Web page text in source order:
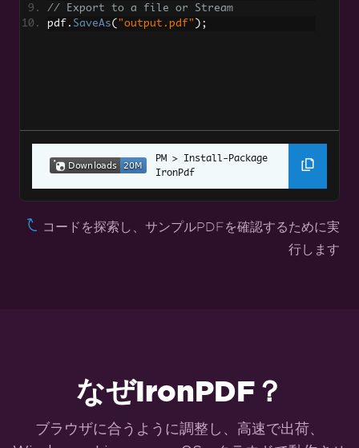
RazorをPDFに（Blazor Server）
ASPX ページを PDF に変換する設定
Angular.JSをPDFに
カスタム余白の設定
特定のページにヘッダー/フッターを追加
ページ番号と改ページ
// Export to a file or Stream
pdf . SaveAs( "output.pdf" );
Install-Package
IronPdf
コードを探索し、サンプルPDFを確認するために実
行します
なぜIronPDF？
ブラウザに合うように調整し、高速で出荷、